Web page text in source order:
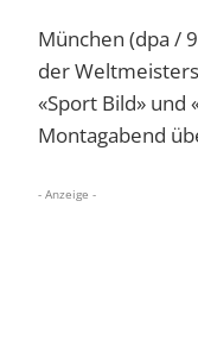
München (dpa /
der
«Sport Bild» und
Montagabend
- Anzeige -